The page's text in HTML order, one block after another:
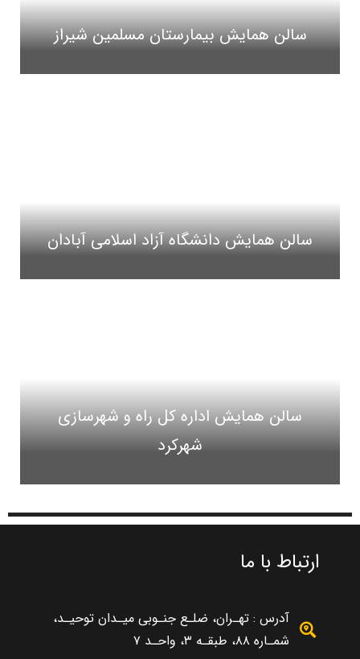
سالن همایش بیمارستان مسلمین شیراز
سالن همایش دانشگاه آزاد اسلامی آبادان
سالن همایش اداره کل راه و شهرسازی
شهرکرد
ارتباط با ما
آدرس : تهـران، ضلـع جنـوبی میـدان توحیـد،
شمـاره ۸۸، طبقـه ۳، واحـد ۷